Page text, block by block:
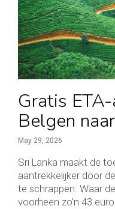
Gratis
Belgen
May 29, 2026
Sri Lanka maakt de
aantrekkelijker door
te schrappen. Waar
voorheen zo’n 43